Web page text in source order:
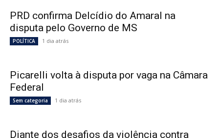
PRD confirma Delcídio do Amaral na
disputa pelo Governo de MS
POLÍTICA 1 dia atrás
Picarelli volta à disputa por vaga na Câmara
Federal
Sem categoria 1 dia atrás
Diante dos desafios da violência contra